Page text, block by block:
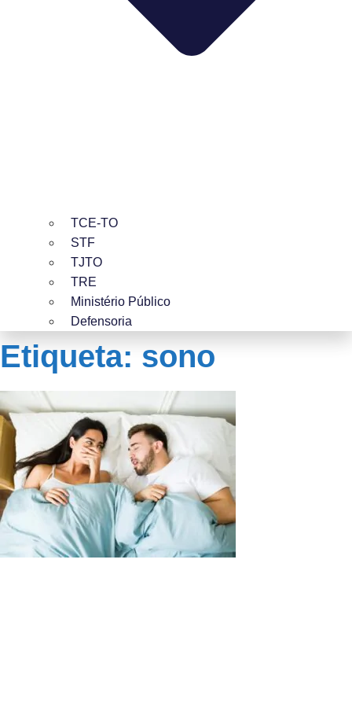
TCE-TO
STF
TJTO
TRE
Ministério Público
Defensoria
Etiqueta: sono